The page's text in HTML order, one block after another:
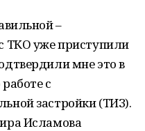
–
ТКО уже приступили
мне это в
с
застройки (ТИЗ).
Исламова